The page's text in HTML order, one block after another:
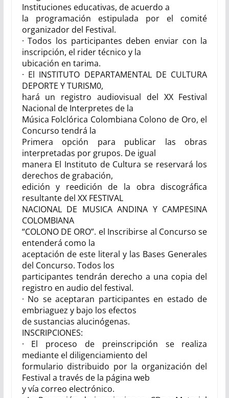
Instituciones educativas, de acuerdo a
la programación estipulada por el comité
organizador del Festival.
· Todos los participantes deben enviar con la
inscripción, el rider técnico y la
ubicación en tarima.
· El INSTITUTO DEPARTAMENTAL DE CULTURA
DEPORTE Y TURISM0,
hará un registro audiovisual del XX Festival
Nacional de Interpretes de la
Música Folclórica Colombiana Colono de Oro, el
Concurso tendrá la
Primera opción para publicar las obras
interpretadas por grupos. De igual
manera El Instituto de Cultura se reservará los
derechos de grabación,
edición y reedición de la obra discográfica
resultante del XX FESTIVAL
NACIONAL DE MUSICA ANDINA Y CAMPESINA
COLOMBIANA
“COLONO DE ORO”. el Inscribirse al Concurso se
entenderá como la
aceptación de este literal y las Bases Generales
del Concurso. Todos los
participantes tendrán derecho a una copia del
registro en audio del festival.
· No se aceptaran participantes en estado de
embriaguez y bajo los efectos
de sustancias alucinógenas.
INSCRIPCIONES:
· El proceso de preinscripción se realiza
mediante el diligenciamiento del
formulario distribuido por la organización del
Festival a través de la página web
y vía correo electrónico.